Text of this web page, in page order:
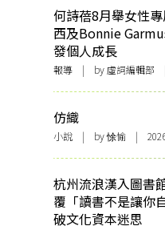
何詩蓓8月舉女性
西及Bonnie
發個人成長
報導 | by 虛詞編輯部 |
仿織
小說 | by 悇愉 | 2026-
杭州流浪漢入圖書
覆「讀書不是讓你
破文化資本迷思